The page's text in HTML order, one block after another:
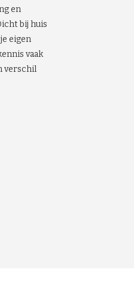
en
bij huis
eigen
vaak
verschil